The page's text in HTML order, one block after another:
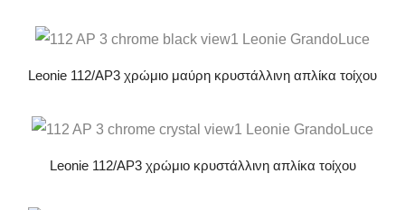
Leonie 112/AP3 χρώμιο μαύρη κρυστάλλινη απλίκα τοίχου
Leonie 112/AP3 χρώμιο κρυστάλλινη απλίκα τοίχου